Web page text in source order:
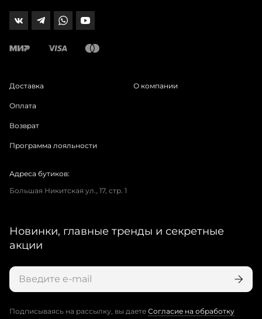
Доставка
Оплата
Возврат
Программа лояльности
О компании
Адреса бутиков:
Большая Никитская ул., 17, стр. 1
Новинки, главные тренды и секретные
акции
Подписываясь на рассылку, вы даете Согласие на обработку